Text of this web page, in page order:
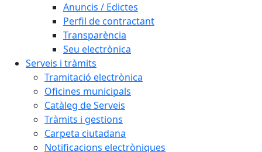
Anuncis / Edictes
Perfil de contractant
Transparència
Seu electrònica
Serveis i tràmits
Tramitació electrònica
Oficines municipals
Catàleg de Serveis
Tràmits i gestions
Carpeta ciutadana
Notificacions electròniques